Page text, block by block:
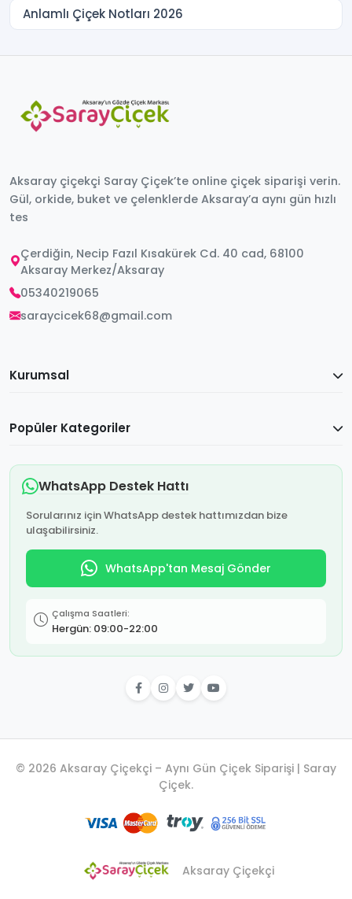
Anlamlı Çiçek Notları 2026
Aksaray çiçekçi Saray Çiçek’te online çiçek siparişi verin.
Gül, orkide, buket ve çelenklerde Aksaray’a aynı gün hızlı
tes
Çerdiğin, Necip Fazıl Kısakürek Cd. 40 cad, 68100
Aksaray Merkez/Aksaray
05340219065
saraycicek68@gmail.com
Kurumsal
Popüler Kategoriler
WhatsApp Destek Hattı
Sorularınız için WhatsApp destek hattımızdan bize
ulaşabilirsiniz.
WhatsApp'tan Mesaj Gönder
Çalışma Saatleri:
Hergün: 09:00-22:00
© 2026 Aksaray Çiçekçi – Aynı Gün Çiçek Siparişi | Saray
Çiçek.
Aksaray Çiçekçi